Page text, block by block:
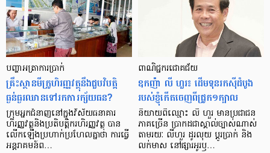
បញ្ហា​អត្រា​ការប្រាក់
គ្រឹះស្ថាន​មីក្រូ​ហិរញ្ញវត្ថុ​នឹង​ជួប​វិបត្តិ​
ធ្ងន់ធ្ងរ​ឈាន​ទៅ​រក​ការ​ក្ស័យធន?
ក្រុម​អ្នក​ជំនាញ​នៅ​ក្នុង​វិស័យ​ធនាគារ
ហិរញ្ញវត្ថុ​និង​ប្រតិបត្តិករ​ហិរញ្ញ​វត្ថុ បាន​​
លើក​ឡើង​ប្រហាក់​ប្រហែល​គ្នា​ថា ការ​ធ្វើ​
អន្តរាគមន៍​ព…
ពាណិជ្ជករជោគជ័យ
ឧកញ៉ា លី ហួរ៖ ដើមទុនរកស៊ីដំបូង
របស់ខ្ញុំកើតចេញពីជ្រូក១ក្បាល
និយាយ​ពី​ឈ្មោះ លី ហួរ មាន​ប្រជាជន​
ភាគ​ច្រើន ប្រាកដ​ជា​ស្គាល់​ច្បាស់​ណាស់
តាមរយៈ លីហួរ ដូរ​លុយ ប្តូរ​បា្រក់ និង​
លក់​មាស នៅ​ផ្សារ​អូរ​ឫ…